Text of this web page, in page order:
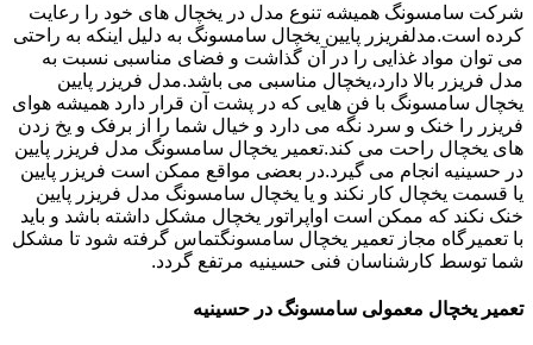
شرکت سامسونگ همیشه تنوع مدل در یخچال های خود را رعایت
کرده است.مدلفریزر پایین یخچال سامسونگ به دلیل اینکه به راحتی
می توان مواد غذایی را در آن گذاشت و فضای مناسبی نسبت به
مدل فریزر بالا دارد،یخچال مناسبی می باشد.مدل فریزر پایین
یخچال سامسونگ با فن هایی که در پشت آن قرار دارد همیشه هوای
فریزر را خنک و سرد نگه می دارد و خیال شما را از برفک و یخ زدن
های یخچال راحت می کند.تعمیر یخچال سامسونگ مدل فریزر پایین
در حسینیه انجام می گیرد.در بعضی مواقع ممکن است فریزر پایین
یا قسمت یخچال کار نکند و یا یخچال سامسونگ مدل فریزر پایین
خنک نکند که ممکن است اواپراتور یخچال مشکل داشته باشد و باید
با تعمیرگاه مجاز تعمیر یخچال سامسونگتماس گرفته شود تا مشکل
شما توسط کارشناسان فنی حسینیه مرتفع گردد.
تعمیر یخچال معمولی سامسونگ در حسینیه